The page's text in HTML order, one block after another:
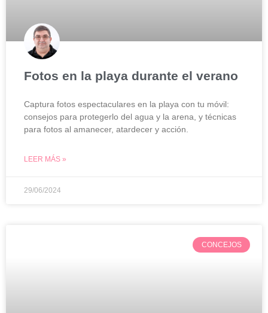
Fotos en la playa durante el verano
Captura fotos espectaculares en la playa con tu móvil:
consejos para protegerlo del agua y la arena, y técnicas
para fotos al amanecer, atardecer y acción.
LEER MÁS »
29/06/2024
CONCEJOS